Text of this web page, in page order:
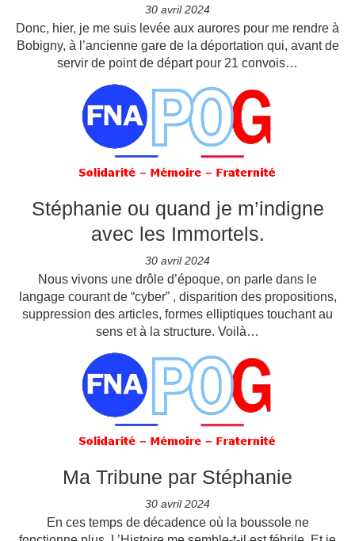
30 avril 2024
Donc, hier, je me suis levée aux aurores pour me rendre à
Bobigny, à l’ancienne gare de la déportation qui, avant de
servir de point de départ pour 21 convois…
Stéphanie ou quand je m’indigne
avec les Immortels.
30 avril 2024
Nous vivons une drôle d’époque, on parle dans le
langage courant de “cyber” , disparition des propositions,
suppression des articles, formes elliptiques touchant au
sens et à la structure. Voilà…
Ma Tribune par Stéphanie
30 avril 2024
En ces temps de décadence où la boussole ne